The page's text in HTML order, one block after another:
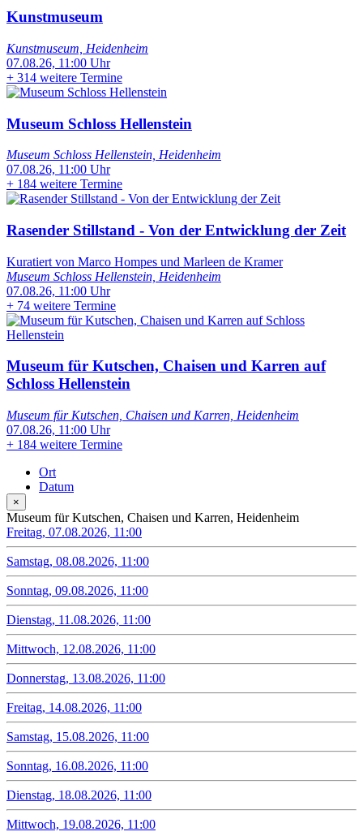
Kunstmuseum
Kunstmuseum, Heidenheim
07.08.26, 11:00 Uhr
+ 314 weitere Termine
Museum Schloss Hellenstein
Museum Schloss Hellenstein, Heidenheim
07.08.26, 11:00 Uhr
+ 184 weitere Termine
Rasender Stillstand - Von der Entwicklung der Zeit
Kuratiert von Marco Hompes und Marleen de Kramer
Museum Schloss Hellenstein, Heidenheim
07.08.26, 11:00 Uhr
+ 74 weitere Termine
Museum für Kutschen, Chaisen und Karren auf
Schloss Hellenstein
Museum für Kutschen, Chaisen und Karren, Heidenheim
07.08.26, 11:00 Uhr
+ 184 weitere Termine
Ort
Datum
×
Museum für Kutschen, Chaisen und Karren, Heidenheim
Freitag, 07.08.2026, 11:00
Samstag, 08.08.2026, 11:00
Sonntag, 09.08.2026, 11:00
Dienstag, 11.08.2026, 11:00
Mittwoch, 12.08.2026, 11:00
Donnerstag, 13.08.2026, 11:00
Freitag, 14.08.2026, 11:00
Samstag, 15.08.2026, 11:00
Sonntag, 16.08.2026, 11:00
Dienstag, 18.08.2026, 11:00
Mittwoch, 19.08.2026, 11:00